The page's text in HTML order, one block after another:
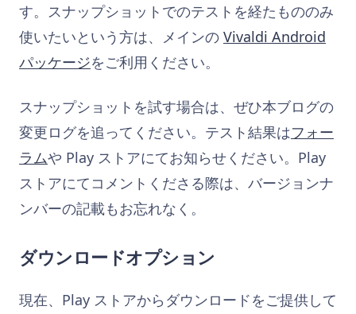
す。スナップショットでのテストを経たもののみ
使いたいという方は、メインの Vivaldi Android
パッケージをご利用ください。
スナップショットを試す場合は、ぜひ本ブログの
変更ログを追ってください。テスト結果はフォー
ラムや Play ストアにてお知らせください。Play
ストアにてコメントくださる際は、バージョンナ
ンバーの記載もお忘れなく。
ダウンロードオプション
現在、Play ストアからダウンロードをご提供して